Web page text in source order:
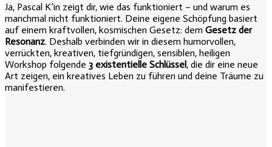
Ja, Pascal K’in zeigt dir, wie das funktioniert – und warum es
manchmal nicht funktioniert. Deine eigene Schöpfung basiert
auf einem kraftvollen, kosmischen Gesetz: dem Gesetz der
Resonanz. Deshalb verbinden wir in diesem humorvollen,
verrückten, kreativen, tiefgründigen, sensiblen, heiligen
Workshop folgende 3 existentielle Schlüssel, die dir eine neue
Art zeigen, ein kreatives Leben zu führen und deine Träume zu
manifestieren.